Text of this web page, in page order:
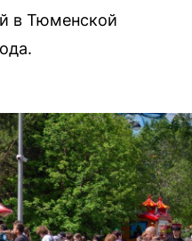
в Тюменской